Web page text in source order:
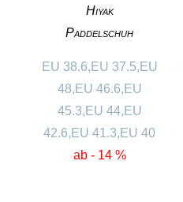
Hiyak
Paddelschuh
EU 38.6,EU 37.5,EU
48,EU 46.6,EU
45.3,EU 44,EU
42.6,EU 41.3,EU 40
ab - 14 %